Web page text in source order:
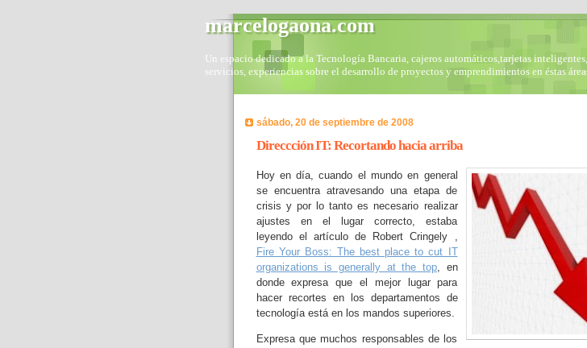
marcelogaona.com
Un espacio dedicado a la Tecnología Bancaria, cajeros automáticos,tarjetas
servicios, experiencias sobre el desarrollo de proyectos y emprendimientos en éstas
sábado, 20 de septiembre de 2008
Direccción IT: Recortando hacia arriba
Hoy en día, cuando el mundo en general
se encuentra atravesando una etapa de
crisis y por lo tanto es necesario realizar
ajustes en el lugar correcto, estaba
leyendo el artículo de Robert Cringely ,
Fire Your Boss: The best place to cut IT
organizations is generally at the top, en
donde expresa que el mejor lugar para
hacer recortes en los departamentos de
tecnología está en los mandos superiores.
Expresa que muchos responsables de los